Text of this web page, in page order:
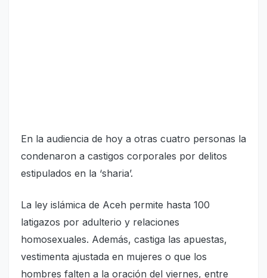
En la audiencia de hoy a otras cuatro personas la
condenaron a castigos corporales por delitos
estipulados en la ‘sharia’.
La ley islámica de Aceh permite hasta 100
latigazos por adulterio y relaciones
homosexuales. Además, castiga las apuestas,
vestimenta ajustada en mujeres o que los
hombres falten a la oración del viernes, entre